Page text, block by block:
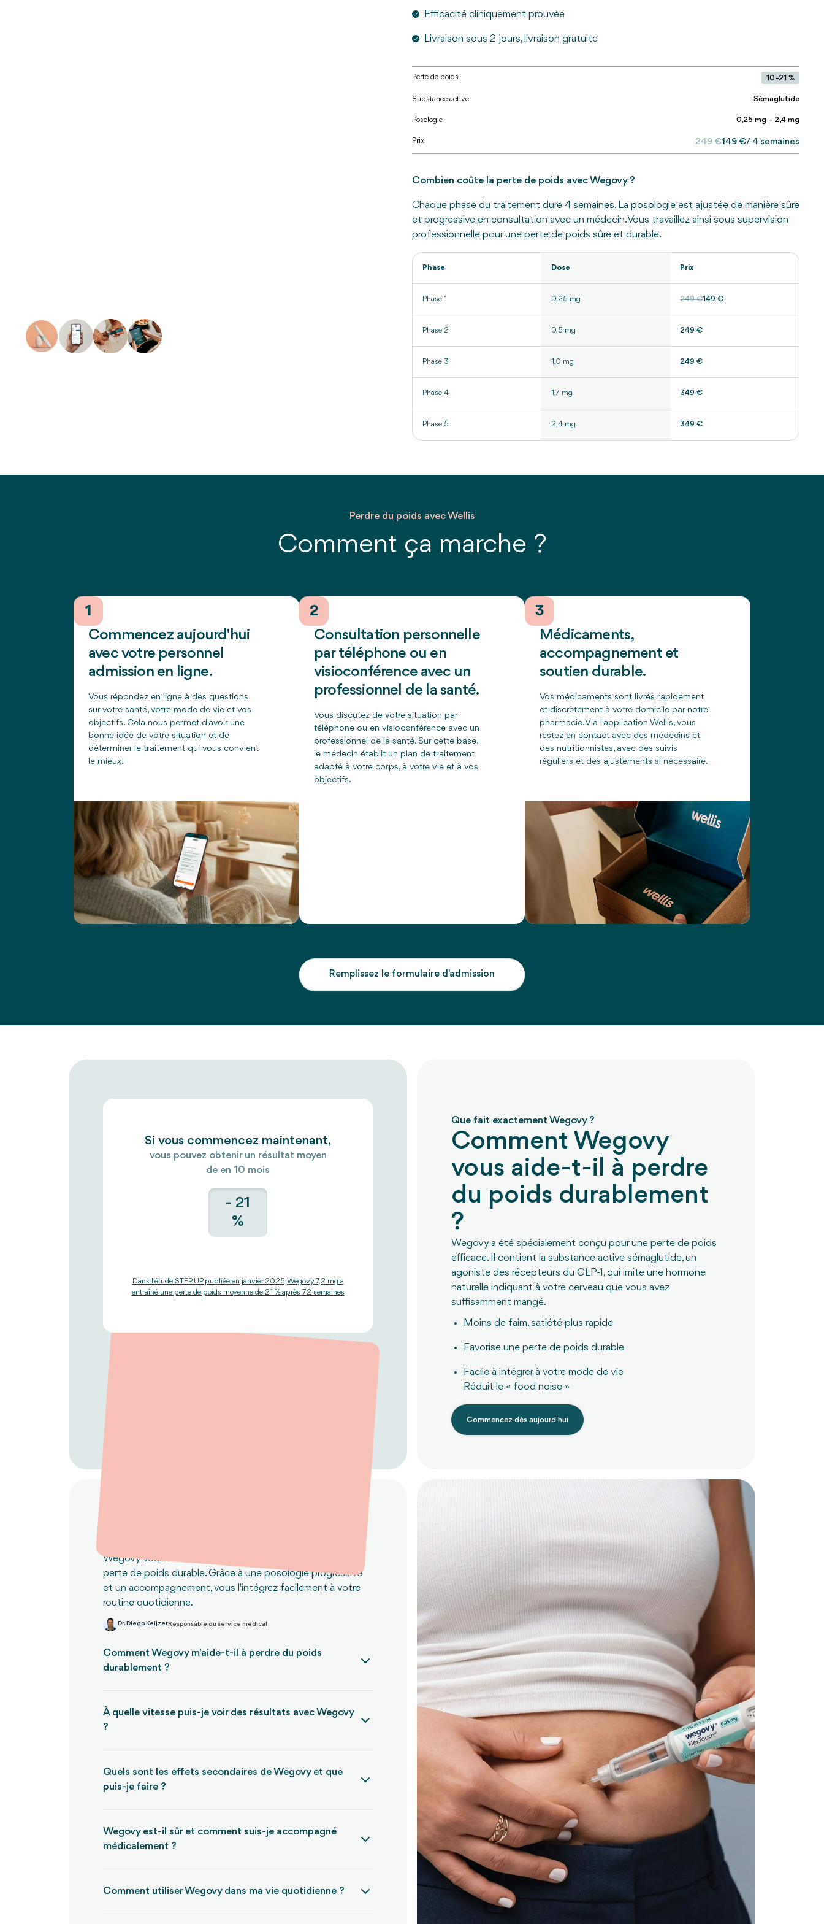
Efficacité cliniquement prouvée
Livraison sous 2 jours, livraison gratuite
Perte de poids 10–21 %
Substance active Sémaglutide
Posologie 0,25 mg – 2,4 mg
Prix 249 €149 €/ 4 semaines
Combien coûte la perte de poids avec Wegovy ?
Chaque phase du traitement dure 4 semaines. La posologie est ajustée de manière sûre
et progressive en consultation avec un médecin. Vous travaillez ainsi sous supervision
professionnelle pour une perte de poids sûre et durable.
Phase Dose Prix
Phase 1 0,25 mg 249 €149 €
Phase 2 0,5 mg 249 €
Phase 3 1,0 mg 249 €
Phase 4 1,7 mg 349 €
Phase 5 2,4 mg 349 €
Perdre du poids avec Wellis
Comment ça marche ?
Commencez aujourd'hui
avec votre personnel
admission en ligne.
Vous répondez en ligne à des questions
sur votre santé, votre mode de vie et vos
objectifs. Cela nous permet d'avoir une
bonne idée de votre situation et de
déterminer le traitement qui vous convient
le mieux.
1
Consultation personnelle
par téléphone ou en
visioconférence avec un
professionnel de la santé.
Vous discutez de votre situation par
téléphone ou en visioconférence avec un
professionnel de la santé. Sur cette base,
le médecin établit un plan de traitement
adapté à votre corps, à votre vie et à vos
objectifs.
2
Médicaments,
accompagnement et
soutien durable.
Vos médicaments sont livrés rapidement
et discrètement à votre domicile par notre
pharmacie. Via l'application Wellis, vous
restez en contact avec des médecins et
des nutritionnistes, avec des suivis
réguliers et des ajustements si nécessaire.
3
Remplissez le formulaire d'admission
Si vous commencez maintenant,
vous pouvez obtenir un résultat moyen
de en 10 mois
- 21
%
Dans l'étude STEP UP publiée en janvier 2025, Wegovy 7,2 mg a
entraîné une perte de poids moyenne de 21 % après 72 semaines
Que fait exactement Wegovy ?
Comment Wegovy
vous aide-t-il à perdre
du poids durablement
?
Wegovy a été spécialement conçu pour une perte de poids
efficace. Il contient la substance active sémaglutide, un
agoniste des récepteurs du GLP-1, qui imite une hormone
naturelle indiquant à votre cerveau que vous avez
suffisamment mangé.
Moins de faim, satiété plus rapide
Favorise une perte de poids durable
Facile à intégrer à votre mode de vie
Réduit le « food noise »
Commencez dès aujourd'hui
Wegovy vous aide à contrôler votre appétit et favorise une
perte de poids durable. Grâce à une posologie progressive
et un accompagnement, vous l'intégrez facilement à votre
routine quotidienne.
Dr. Diego KeijzerResponsable du service médical
Comment Wegovy m'aide-t-il à perdre du poids
durablement ?
À quelle vitesse puis-je voir des résultats avec Wegovy
?
Quels sont les effets secondaires de Wegovy et que
puis-je faire ?
Wegovy est-il sûr et comment suis-je accompagné
médicalement ?
Comment utiliser Wegovy dans ma vie quotidienne ?